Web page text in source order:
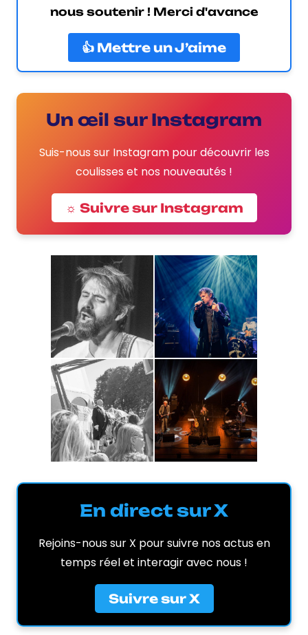
nous soutenir ! Merci d'avance
👍 Mettre un J’aime
Un œil sur Instagram
Suis-nous sur Instagram pour découvrir les
coulisses et nos nouveautés !
☼ Suivre sur Instagram
En direct sur X
Rejoins-nous sur X pour suivre nos actus en
temps réel et interagir avec nous !
Suivre sur X